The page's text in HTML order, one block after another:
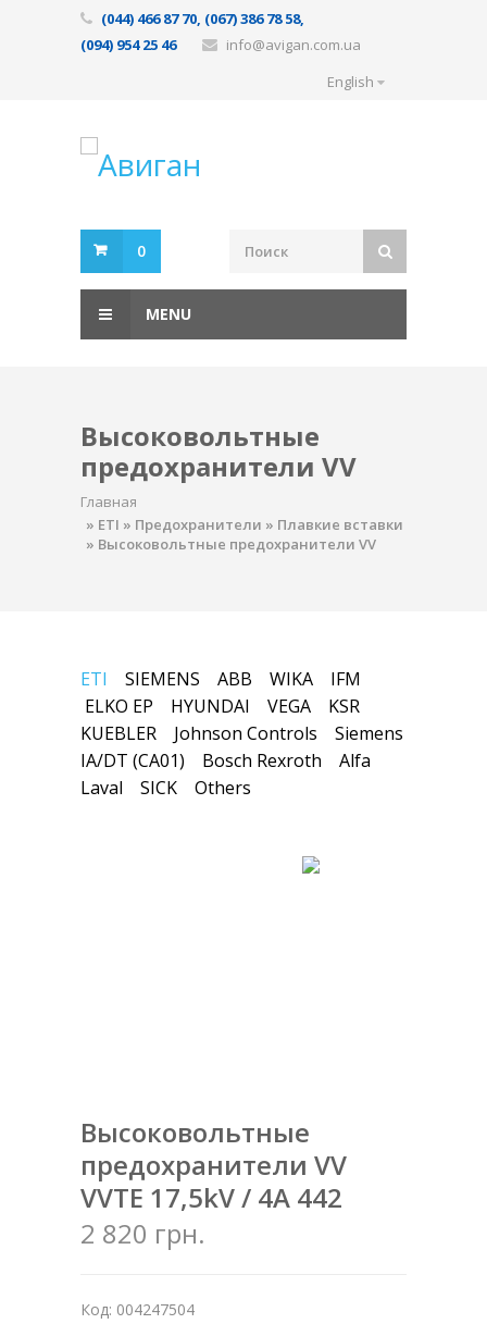
(044) 466 87 70, (067) 386 78 58,
(094) 954 25 46
info@avigan.com.ua
English
0
MENU
Высоковольтные
предохранители VV
Главная
» ETI » Предохранители » Плавкие вставки
» Высоковольтные предохранители VV
ETI SIEMENS ABB WIKA
IFM
ELKO EP
HYUNDAI VEGA
KSR
KUEBLER
Johnson Controls
Siemens
IA/DT (CA01)
Bosch Rexroth
Alfa
Laval
SICK Others
Высоковольтные
предохранители VV
VVTE 17,5kV / 4A 442
2 820 грн.
Код: 004247504